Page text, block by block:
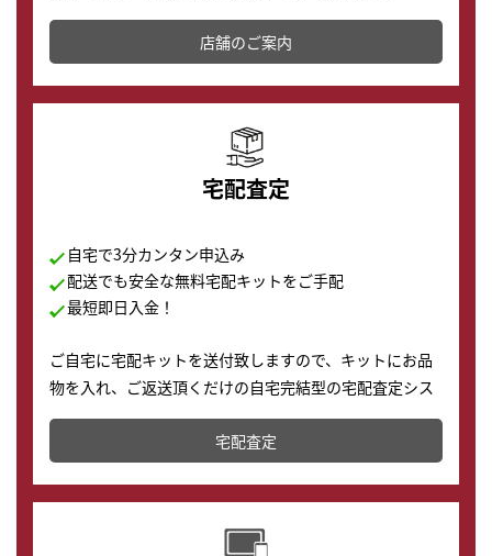
その場で現金買取致します。渋谷本店では、時計販売の
店舗を併設しており、下取りに出してお得に新しい時計
の購入もできます♪
店舗のご案内
宅配査定
自宅で3分カンタン申込み
配送でも安全な無料宅配キットをご手配
最短即日入金！
ご自宅に宅配キットを送付致しますので、キットにお品
物を入れ、ご返送頂くだけの自宅完結型の宅配査定シス
テムです。
配送でも簡単&安全に査定・買取に出すことが可能で
す。
宅配査定